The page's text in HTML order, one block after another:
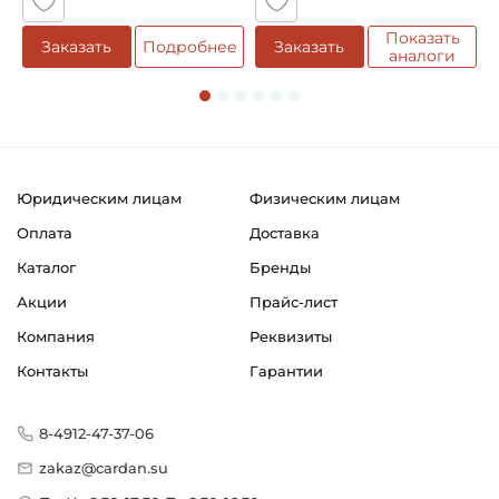
Классификация завода - производителя:
Вилки внутренние серии W
Заказать Подробнее Заказать
Показать
аналоги
Юридическим лицам
Физическим лицам
Оплата
Доставка
Каталог
Бренды
Акции
Прайс-лист
Компания
Реквизиты
Контакты
Гарантии
8-4912-47-37-06
zakaz@cardan.su